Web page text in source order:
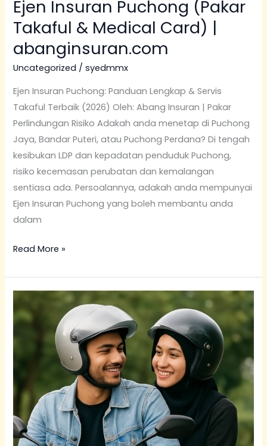
Ejen Insuran Puchong (Pakar
Takaful & Medical Card) |
abanginsuran.com
Uncategorized /syedmmx
Ejen Insuran Puchong: Panduan Lengkap & Servis
Takaful Terbaik (2026) Oleh: Abang Insuran | Pakar
Perlindungan Risiko Adakah anda menetap di Puchong
Jaya, Bandar Puteri, atau Puchong Perdana? Di tengah
kesibukan LDP dan kepadatan penduduk Puchong,
risiko kecemasan perubatan dan kemalangan
sentiasa ada. Persoalannya, adakah anda mempunyai
Ejen Insuran Puchong yang boleh membantu anda
dalam
Read More »
Ejen
Insuran
Alam